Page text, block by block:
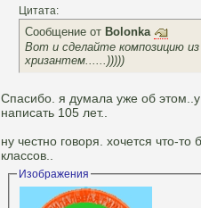
Цитата:
Сообщение от Bolonka
Вот и сделайте композицию
хризантем......)))))
Спасибо. я думала уже об
написать 105 лет..
ну честно говоря. хочется что-
классов..
Изображения